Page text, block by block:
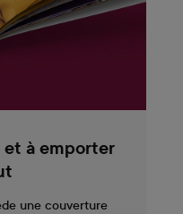
et à emporter
une couverture